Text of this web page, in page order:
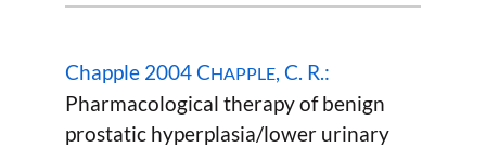
Chapple 2004 CHAPPLE, C. R.:
Pharmacological therapy of benign
prostatic hyperplasia/lower urinary